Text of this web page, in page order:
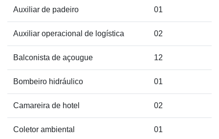
Auxiliar de padeiro 01
Auxiliar operacional de logística 02
Balconista de açougue 12
Bombeiro hidráulico 01
Camareira de hotel 02
Coletor ambiental 01